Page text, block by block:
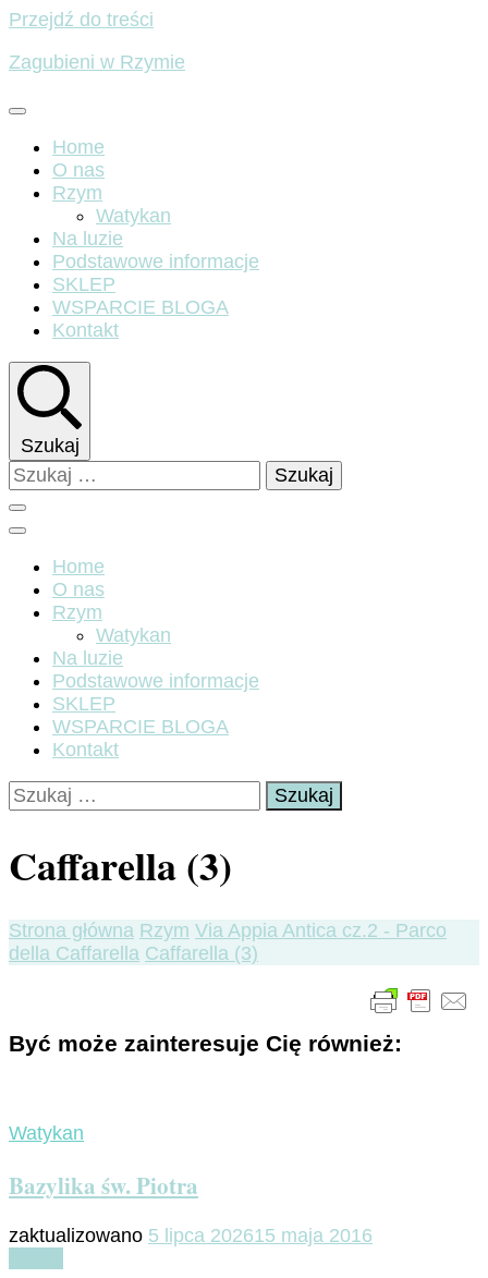
Przejdź do treści
Zagubieni w Rzymie
Home
O nas
Rzym
Watykan
Na luzie
Podstawowe informacje
SKLEP
WSPARCIE BLOGA
Kontakt
Szukaj
Szukaj:
Home
O nas
Rzym
Watykan
Na luzie
Podstawowe informacje
SKLEP
WSPARCIE BLOGA
Kontakt
Szukaj:
Caffarella (3)
Strona główna Rzym Via Appia Antica cz.2 - Parco
della Caffarella Caffarella (3)
Być może zainteresuje Cię również:
Watykan
Bazylika św. Piotra
zaktualizowano 5 lipca 202615 maja 2016